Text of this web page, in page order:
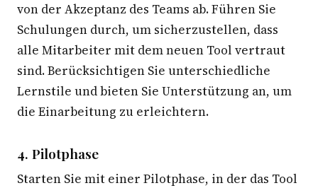
von der Akzeptanz des Teams ab. Führen Sie
Schulungen durch, um sicherzustellen, dass
alle Mitarbeiter mit dem neuen Tool vertraut
sind. Berücksichtigen Sie unterschiedliche
Lernstile und bieten Sie Unterstützung an, um
die Einarbeitung zu erleichtern.
4. Pilotphase
Starten Sie mit einer Pilotphase, in der das Tool